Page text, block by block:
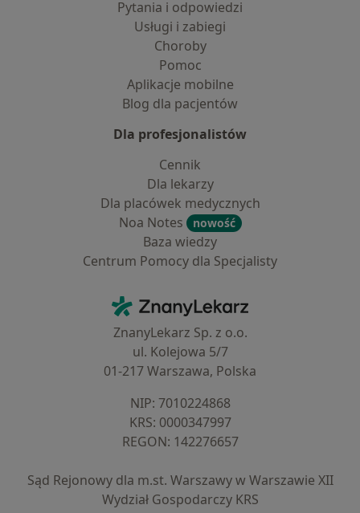
Pytania i odpowiedzi
Usługi i zabiegi
Choroby
Pomoc
Aplikacje mobilne
Blog dla pacjentów
Dla profesjonalistów
Cennik
Dla lekarzy
Dla placówek medycznych
Noa Notes
nowość
Baza wiedzy
Centrum Pomocy dla Specjalisty
ZnanyLekarz - Strona główna
ZnanyLekarz Sp. z o.o.
ul. Kolejowa 5/7
01-217 Warszawa, Polska
NIP: ⁠7010224868
KRS: ⁠0000347997
REGON: ⁠142276657
Sąd Rejonowy dla m.st. Warszawy w Warszawie XII
Wydział Gospodarczy KRS